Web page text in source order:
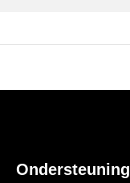
Ondersteuning